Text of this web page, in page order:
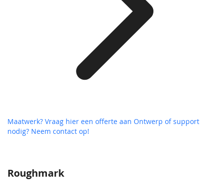
Roughmark
Maatwerk? Vraag hier een offerte aan Ontwerp of support
nodig? Neem contact op!